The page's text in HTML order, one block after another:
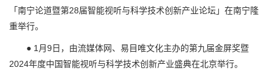
「南宁论道暨第28届智能视听与科学技术创新产业论坛」在南宁隆
重举行。
● 1月9日，由流媒体网、易目唯文化主办的第九届金屏奖暨
2024年度中国智能视听与科学技术创新产业盛典在北京举行。